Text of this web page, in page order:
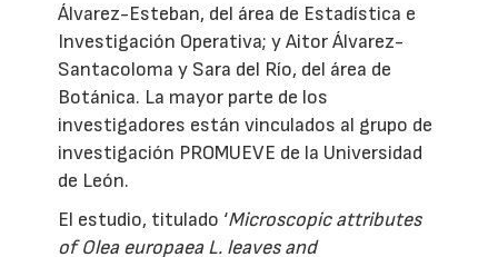
Álvarez-Esteban, del área de Estadística e
Investigación Operativa; y Aitor Álvarez-
Santacoloma y Sara del Río, del área de
Botánica. La mayor parte de los
investigadores están vinculados al grupo de
investigación PROMUEVE de la Universidad
de León.
El estudio, titulado ‘Microscopic attributes
of Olea europaea L. leaves and